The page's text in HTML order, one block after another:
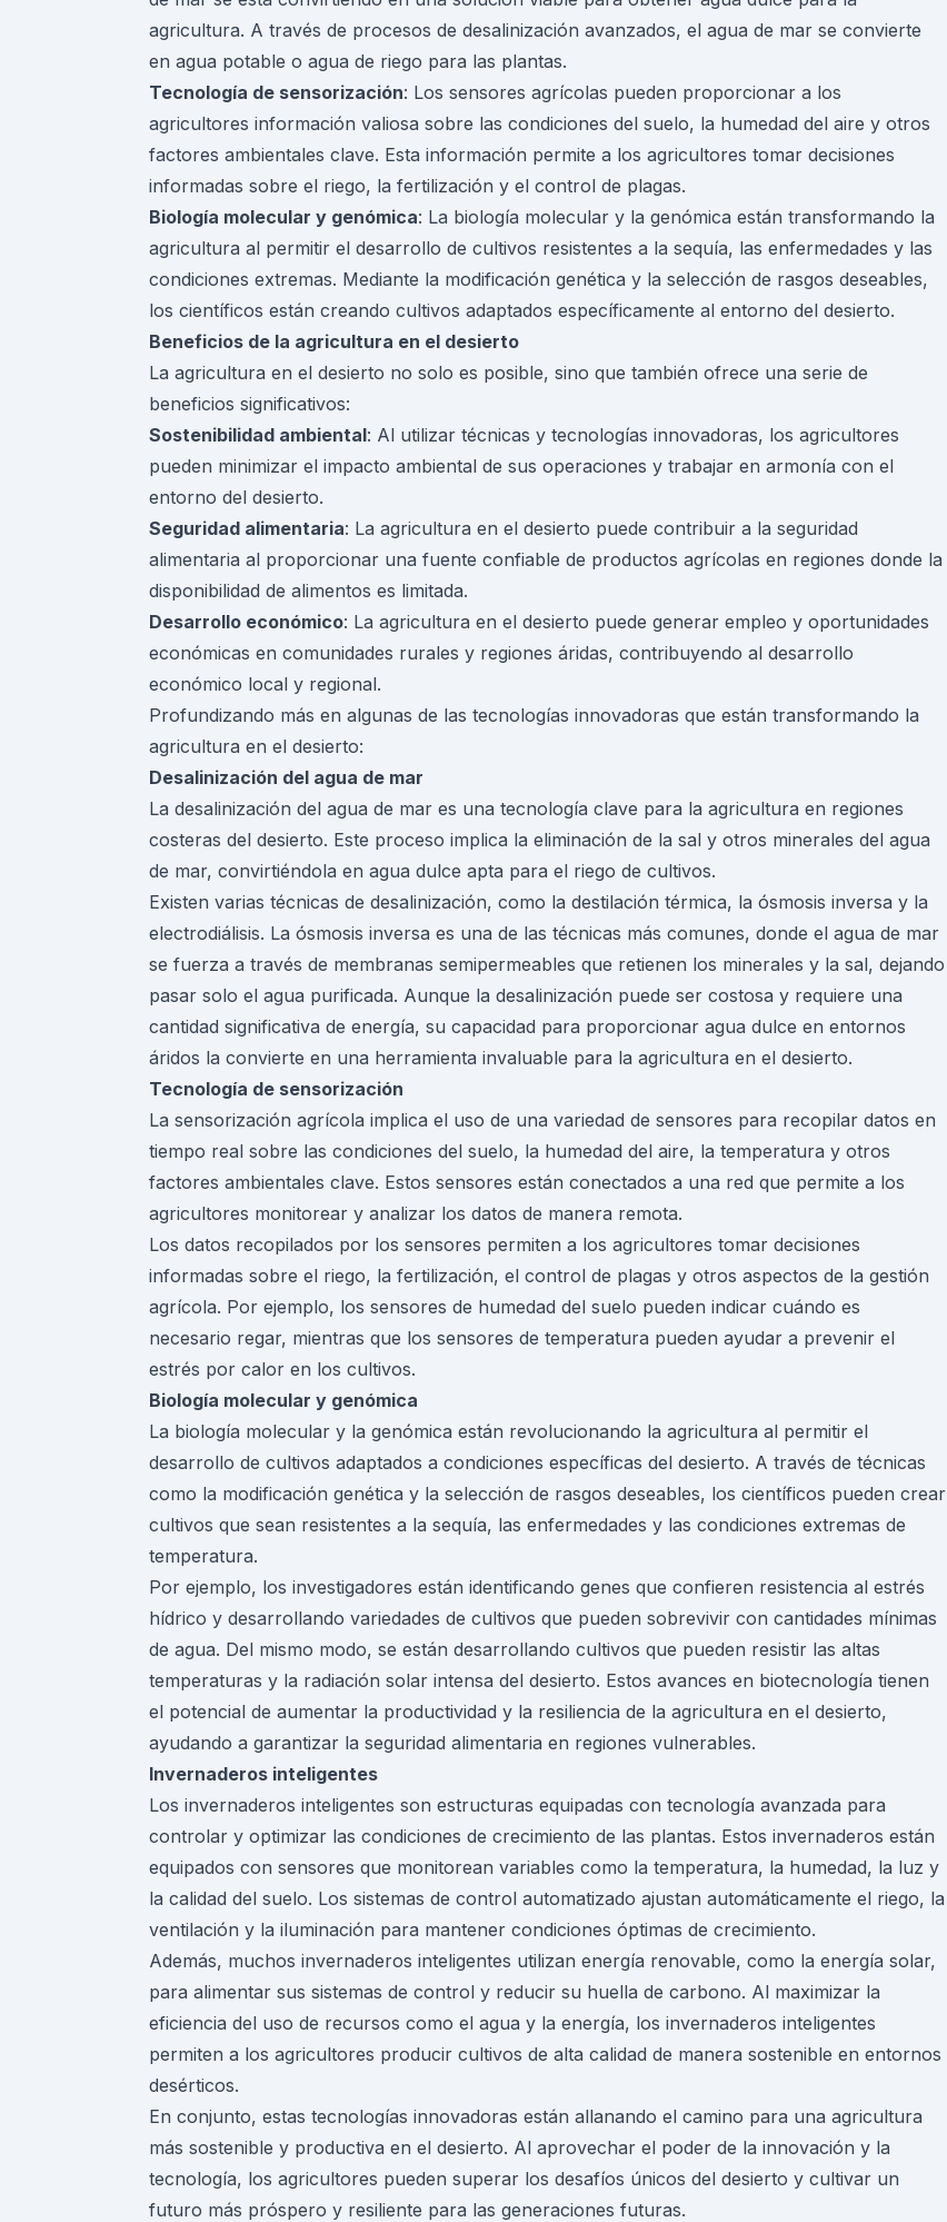
agricultura. A través de procesos de desalinización avanzados, el agua de mar se convierte
en agua potable o agua de riego para las plantas.
Tecnología de sensorización: Los sensores agrícolas pueden proporcionar a los
agricultores información valiosa sobre las condiciones del suelo, la humedad del aire y otros
factores ambientales clave. Esta información permite a los agricultores tomar decisiones
informadas sobre el riego, la fertilización y el control de plagas.
Biología molecular y genómica: La biología molecular y la genómica están transformando la
agricultura al permitir el desarrollo de cultivos resistentes a la sequía, las enfermedades y las
condiciones extremas. Mediante la modificación genética y la selección de rasgos deseables,
los científicos están creando cultivos adaptados específicamente al entorno del desierto.
Beneficios de la agricultura en el desierto
La agricultura en el desierto no solo es posible, sino que también ofrece una serie de
beneficios significativos:
Sostenibilidad ambiental: Al utilizar técnicas y tecnologías innovadoras, los agricultores
pueden minimizar el impacto ambiental de sus operaciones y trabajar en armonía con el
entorno del desierto.
Seguridad alimentaria: La agricultura en el desierto puede contribuir a la seguridad
alimentaria al proporcionar una fuente confiable de productos agrícolas en regiones donde la
disponibilidad de alimentos es limitada.
Desarrollo económico: La agricultura en el desierto puede generar empleo y oportunidades
económicas en comunidades rurales y regiones áridas, contribuyendo al desarrollo
económico local y regional.
Profundizando más en algunas de las tecnologías innovadoras que están transformando la
agricultura en el desierto:
Desalinización del agua de mar
La desalinización del agua de mar es una tecnología clave para la agricultura en regiones
costeras del desierto. Este proceso implica la eliminación de la sal y otros minerales del agua
de mar, convirtiéndola en agua dulce apta para el riego de cultivos.
Existen varias técnicas de desalinización, como la destilación térmica, la ósmosis inversa y la
electrodiálisis. La ósmosis inversa es una de las técnicas más comunes, donde el agua de mar
se fuerza a través de membranas semipermeables que retienen los minerales y la sal, dejando
pasar solo el agua purificada. Aunque la desalinización puede ser costosa y requiere una
cantidad significativa de energía, su capacidad para proporcionar agua dulce en entornos
áridos la convierte en una herramienta invaluable para la agricultura en el desierto.
Tecnología de sensorización
La sensorización agrícola implica el uso de una variedad de sensores para recopilar datos en
tiempo real sobre las condiciones del suelo, la humedad del aire, la temperatura y otros
factores ambientales clave. Estos sensores están conectados a una red que permite a los
agricultores monitorear y analizar los datos de manera remota.
Los datos recopilados por los sensores permiten a los agricultores tomar decisiones
informadas sobre el riego, la fertilización, el control de plagas y otros aspectos de la gestión
agrícola. Por ejemplo, los sensores de humedad del suelo pueden indicar cuándo es
necesario regar, mientras que los sensores de temperatura pueden ayudar a prevenir el
estrés por calor en los cultivos.
Biología molecular y genómica
La biología molecular y la genómica están revolucionando la agricultura al permitir el
desarrollo de cultivos adaptados a condiciones específicas del desierto. A través de técnicas
como la modificación genética y la selección de rasgos deseables, los científicos pueden crear
cultivos que sean resistentes a la sequía, las enfermedades y las condiciones extremas de
temperatura.
Por ejemplo, los investigadores están identificando genes que confieren resistencia al estrés
hídrico y desarrollando variedades de cultivos que pueden sobrevivir con cantidades mínimas
de agua. Del mismo modo, se están desarrollando cultivos que pueden resistir las altas
temperaturas y la radiación solar intensa del desierto. Estos avances en biotecnología tienen
el potencial de aumentar la productividad y la resiliencia de la agricultura en el desierto,
ayudando a garantizar la seguridad alimentaria en regiones vulnerables.
Invernaderos inteligentes
Los invernaderos inteligentes son estructuras equipadas con tecnología avanzada para
controlar y optimizar las condiciones de crecimiento de las plantas. Estos invernaderos están
equipados con sensores que monitorean variables como la temperatura, la humedad, la luz y
la calidad del suelo. Los sistemas de control automatizado ajustan automáticamente el riego, la
ventilación y la iluminación para mantener condiciones óptimas de crecimiento.
Además, muchos invernaderos inteligentes utilizan energía renovable, como la energía solar,
para alimentar sus sistemas de control y reducir su huella de carbono. Al maximizar la
eficiencia del uso de recursos como el agua y la energía, los invernaderos inteligentes
permiten a los agricultores producir cultivos de alta calidad de manera sostenible en entornos
desérticos.
En conjunto, estas tecnologías innovadoras están allanando el camino para una agricultura
más sostenible y productiva en el desierto. Al aprovechar el poder de la innovación y la
tecnología, los agricultores pueden superar los desafíos únicos del desierto y cultivar un
futuro más próspero y resiliente para las generaciones futuras.